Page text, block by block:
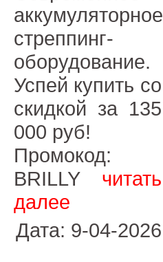
аккумуляторное
стреппинг-
оборудование.
Успей купить со
скидкой за 135
000 руб!
Промокод:
BRILLY читать
далее
Дата: 9-04-2026